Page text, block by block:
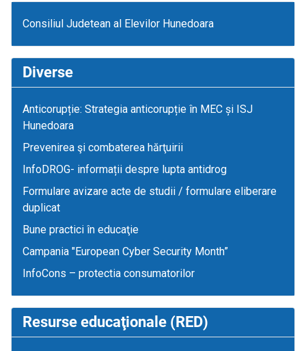
Consiliul Judetean al Elevilor Hunedoara
Diverse
Anticorupție: Strategia anticorupție în MEC și ISJ
Hunedoara
Prevenirea şi combaterea hărţuirii
InfoDROG- informații despre lupta antidrog
Formulare avizare acte de studii / formulare eliberare
duplicat
Bune practici în educaţie
Campania "European Cyber Security Month”
InfoCons – protectia consumatorilor
Resurse educaţionale (RED)